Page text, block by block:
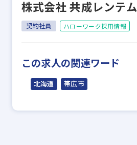
株式会社 共成レンテム
契約社員 ハローワーク採用情報
この求人の関連ワード
北海道 帯広市